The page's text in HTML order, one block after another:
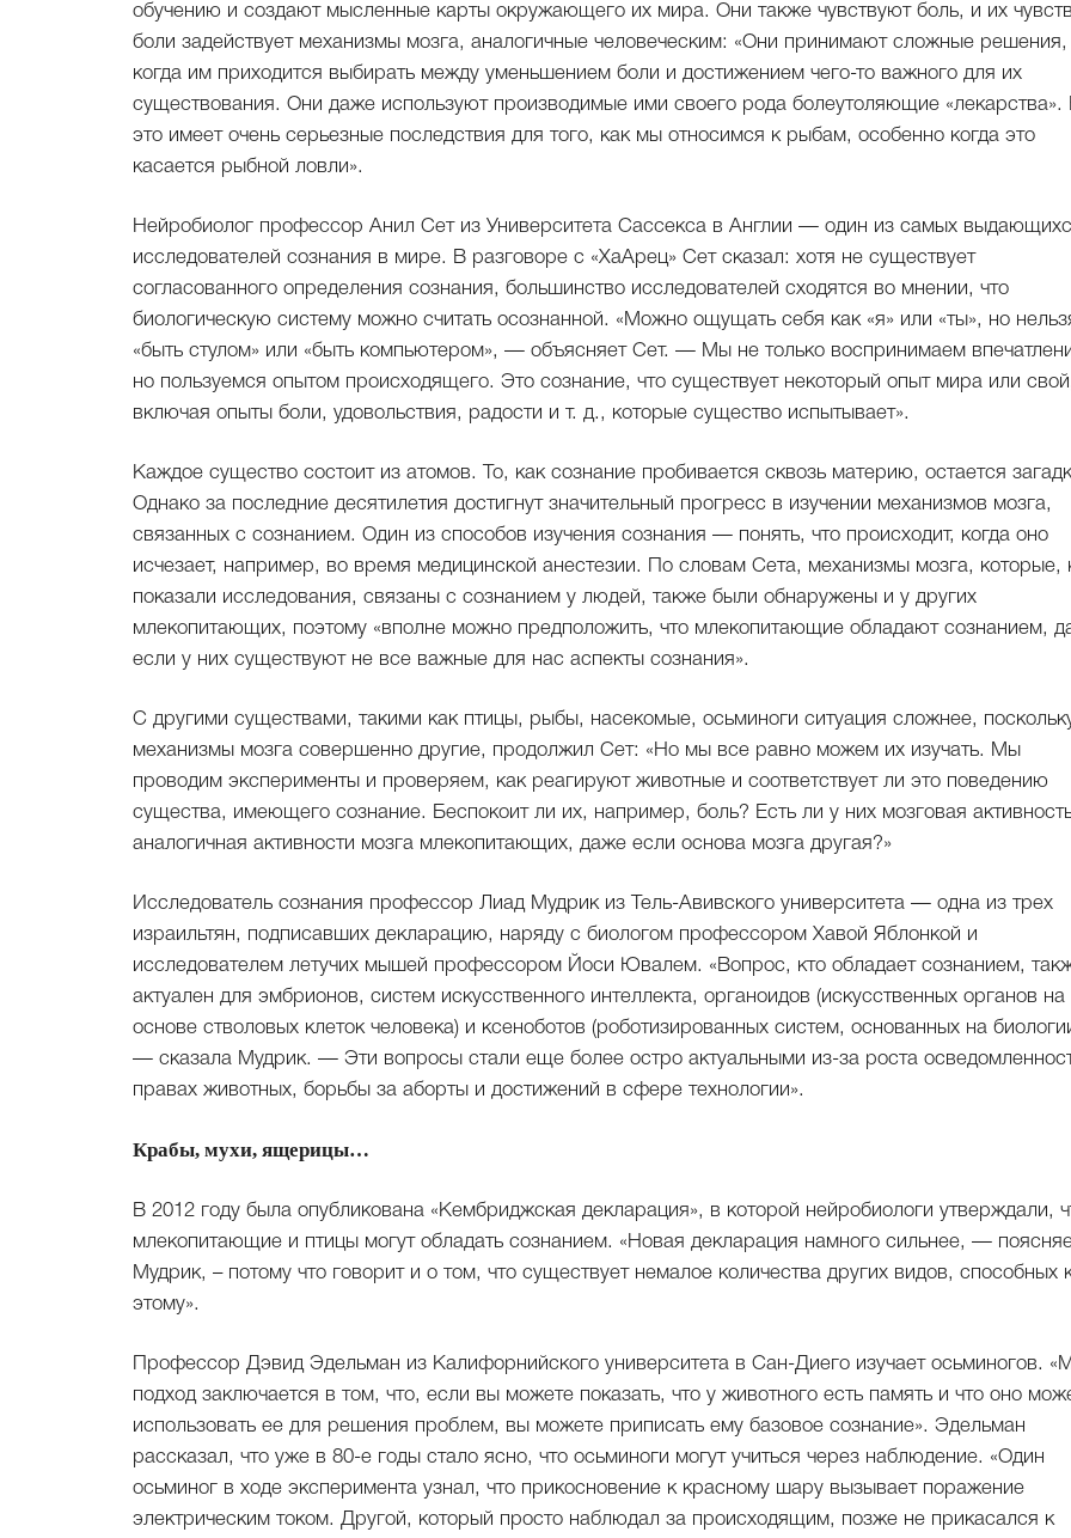
обучению и создают мысленные карты окружающего их мира. Они также чувствуют боль, и их
боли задействует механизмы мозга, аналогичные человеческим: «Они принимают сложные решения,
когда им приходится выбирать между уменьшением боли и достижением чего-то важного для их
существования. Они даже используют производимые ими своего рода болеутоляющие «лекарства».
это имеет очень серьезные последствия для того, как мы относимся к рыбам, особенно когда это
касается рыбной ловли».
Нейробиолог профессор Анил Сет из Университета Сассекса в Англии — один из самых
исследователей сознания в мире. В разговоре с «ХаАрец» Сет сказал: хотя не существует
согласованного определения сознания, большинство исследователей сходятся во мнении, что
биологическую систему можно считать осознанной. «Можно ощущать себя как «я» или «ты», но
«быть стулом» или «быть компьютером», — объясняет Сет. — Мы не только воспринимаем
но пользуемся опытом происходящего. Это сознание, что существует некоторый опыт мира или
включая опыты боли, удовольствия, радости и т. д., которые существо испытывает».
Каждое существо состоит из атомов. То, как сознание пробивается сквозь материю, остается
Однако за последние десятилетия достигнут значительный прогресс в изучении механизмов мозга,
связанных с сознанием. Один из способов изучения сознания — понять, что происходит, когда оно
исчезает, например, во время медицинской анестезии. По словам Сета, механизмы мозга, которые,
показали исследования, связаны с сознанием у людей, также были обнаружены и у других
млекопитающих, поэтому «вполне можно предположить, что млекопитающие обладают сознанием,
если у них существуют не все важные для нас аспекты сознания».
С другими существами, такими как птицы, рыбы, насекомые, осьминоги ситуация сложнее,
механизмы мозга совершенно другие, продолжил Сет: «Но мы все равно можем их изучать. Мы
проводим эксперименты и проверяем, как реагируют животные и соответствует ли это поведению
существа, имеющего сознание. Беспокоит ли их, например, боль? Есть ли у них мозговая
аналогичная активности мозга млекопитающих, даже если основа мозга другая?»
Исследователь сознания профессор Лиад Мудрик из Тель-Авивского университета — одна из трех
израильтян, подписавших декларацию, наряду с биологом профессором Хавой Яблонкой и
исследователем летучих мышей профессором Йоси Ювалем. «Вопрос, кто обладает сознанием,
актуален для эмбрионов, систем искусственного интеллекта, органоидов (искусственных органов на
основе стволовых клеток человека) и ксеноботов (роботизированных систем, основанных на
— сказала Мудрик. — Эти вопросы стали еще более остро актуальными из-за роста
правах животных, борьбы за аборты и достижений в сфере технологии».
Крабы, мухи, ящерицы…
В 2012 году была опубликована «Кембриджская декларация», в которой нейробиологи утверждали,
млекопитающие и птицы могут обладать сознанием. «Новая декларация намного сильнее, —
Мудрик, – потому что говорит и о том, что существует немалое количества других видов, способных
этому».
Профессор Дэвид Эдельман из Калифорнийского университета в Сан-Диего изучает осьминогов.
подход заключается в том, что, если вы можете показать, что у животного есть память и что оно
использовать ее для решения проблем, вы можете приписать ему базовое сознание». Эдельман
рассказал, что уже в 80-е годы стало ясно, что осьминоги могут учиться через наблюдение. «Один
осьминог в ходе эксперимента узнал, что прикосновение к красному шару вызывает поражение
электрическим током. Другой, который просто наблюдал за происходящим, позже не прикасался к